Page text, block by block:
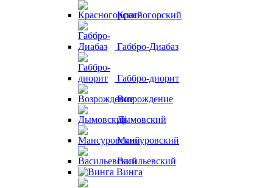
Красногорский
Габбро-Диабаз
Габбро-диорит
Возрождение
Дымовский
Мансуровский
Васильевский
Винга